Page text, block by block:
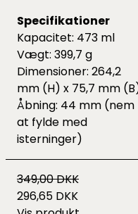
Specifikationer
Kapacitet: 473 ml
Vægt: 399,7 g
Dimensioner: 264,2
mm (H) x 75,7 mm
Åbning: 44 mm (nem
at fylde med
isterninger)
349,00 DKK
296,65 DKK